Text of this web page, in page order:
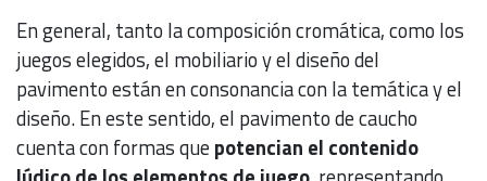
En general, tanto la composición cromática, como los
juegos elegidos, el mobiliario y el diseño del
pavimento están en consonancia con la temática y el
diseño. En este sentido, el pavimento de caucho
cuenta con formas quepotencian el contenido